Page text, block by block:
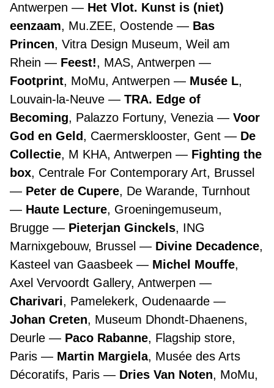
Antwerpen
Het Vlot. Kunst is (niet)
eenzaam, Mu.ZEE, Oostende
Bas
Princen, Vitra Design Museum, Weil am
Rhein
Feest!, MAS, Antwerpen
Footprint, MoMu, Antwerpen Musée L,
Louvain-la-Neuve
TRA. Edge of
Becoming, Palazzo Fortuny, Venezia
Voor
God en Geld, Caermersklooster, Gent
De
Collectie, M KHA, Antwerpen
Fighting the
box, Centrale For Contemporary Art, Brussel
Peter de Cupere, De Warande, Turnhout
Haute Lecture, Groeningemuseum,
Brugge
Pieterjan Ginckels, ING
Marnixgebouw, Brussel
Divine Decadence,
Kasteel van Gaasbeek
Michel Mouffe,
Axel Vervoordt Gallery, Antwerpen
Charivari, Pamelekerk, Oudenaarde
Johan Creten, Museum Dhondt-Dhaenens,
Deurle
Paco Rabanne, Flagship store,
Paris
Martin Margiela, Musée des Arts
Décoratifs, Paris
Dries Van Noten, MoMu,